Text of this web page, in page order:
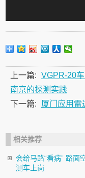
上一篇: VGPR-20
南京的探测实践
下一篇:
厦门应用雷
相关推荐
会给马路“看病” 路面
测车上岗